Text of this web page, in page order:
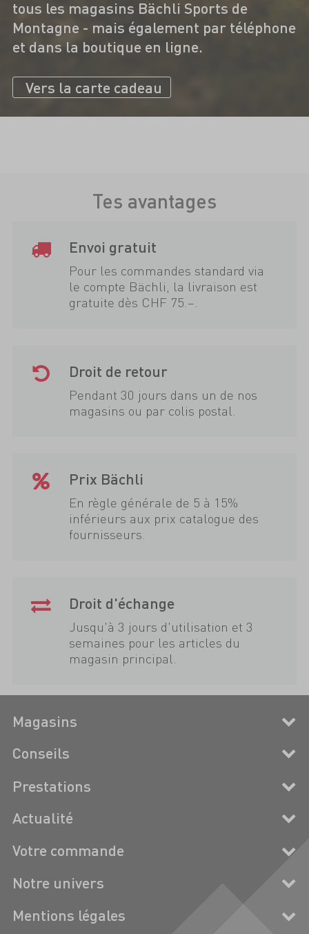
tous les magasins Bächli Sports de
Montagne - mais également par téléphone
et dans la boutique en ligne.
Vers la carte cadeau
Tes avantages
Envoi gratuit
Pour les commandes standard via
le compte Bächli, la livraison est
gratuite dès CHF 75.–.
Droit de retour
Pendant 30 jours dans un de nos
magasins ou par colis postal.
Prix Bächli
En règle générale de 5 à 15%
inférieurs aux prix catalogue des
fournisseurs.
Droit d'échange
Jusqu'à 3 jours d'utilisation et 3
semaines pour les articles du
magasin principal.
Magasins
Conseils
Prestations
Actualité
Votre commande
Notre univers
Mentions légales